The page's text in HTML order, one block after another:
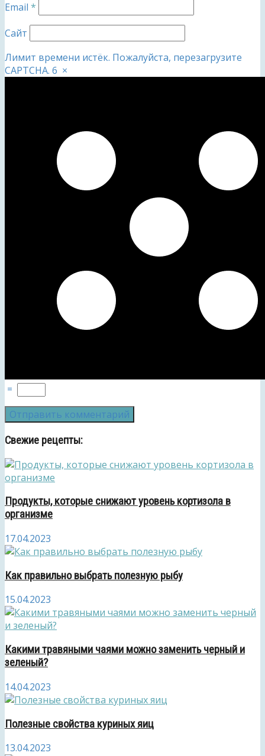
Email *
Сайт
Лимит времени истёк. Пожалуйста, перезагрузите
CAPTCHA. 6 ×
=
Свежие рецепты:
Продукты, которые снижают уровень кортизола в
организме
17.04.2023
Как правильно выбрать полезную рыбу
15.04.2023
Какими травяными чаями можно заменить черный и
зеленый?
14.04.2023
Полезные свойства куриных яиц
13.04.2023